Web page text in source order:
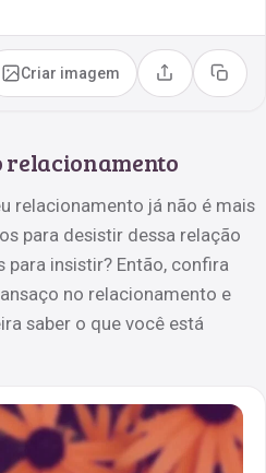
Criar imagem Compartilhar
Copiar
relacionamento
relacionamento já não é mais
para desistir dessa relação
insistir? Então, confira
no relacionamento e
saber o que você está